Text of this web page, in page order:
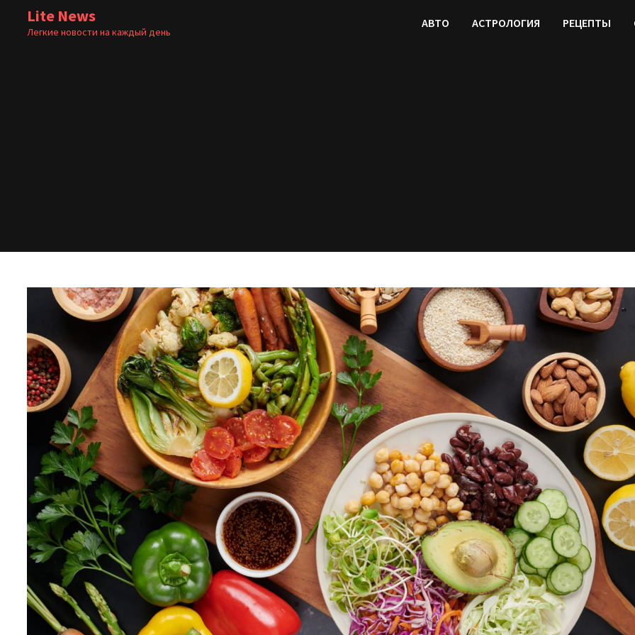
ПерейтиLite News
Легкие новости на каждый день
АВТО АСТРОЛОГИЯ РЕЦЕПТЫ